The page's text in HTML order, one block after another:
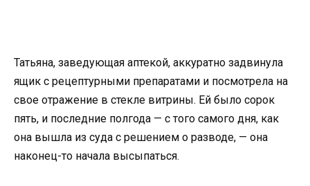
Татьяна, заведующая аптекой, аккуратно задвинула
ящик с рецептурными препаратами и посмотрела на
свое отражение в стекле витрины. Ей было сорок
пять, и последние полгода — с того самого дня, как
она вышла из суда с решением о разводе, — она
наконец-то начала высыпаться.